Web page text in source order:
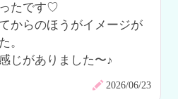
たです♡
からのほうがイメージが
。
じがありました〜♪
2026/06/23